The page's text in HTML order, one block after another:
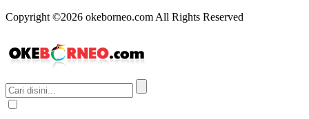
Copyright ©2026 okeborneo.com All Rights Reserved